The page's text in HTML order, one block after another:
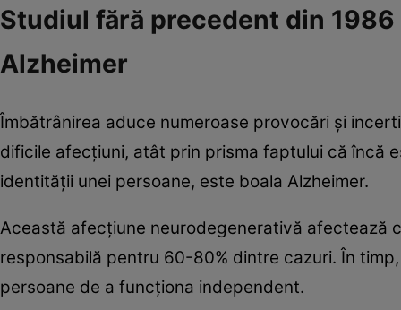
Studiul fără precedent din
Alzheimer
Îmbătrânirea aduce numeroase provocări și
dificile afecțiuni, atât prin prisma faptului că încă
identității unei persoane, este boala Alzheimer.
Această afecțiune neurodegenerativă afectează
responsabilă pentru 60-80% dintre cazuri. În
persoane de a funcționa independent.